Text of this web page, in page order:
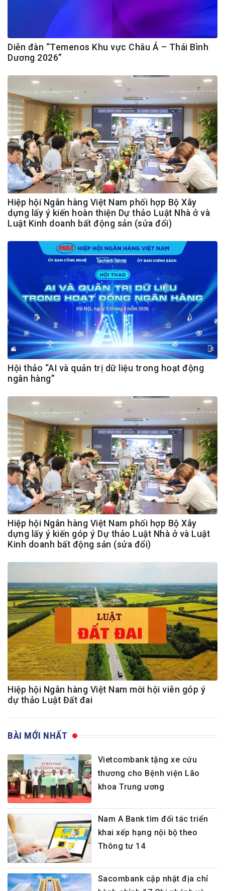
Diễn đàn “Temenos Khu vực Châu Á – Thái Bình
Dương 2026”
Hiệp hội Ngân hàng Việt Nam phối hợp Bộ Xây
dựng lấy ý kiến hoàn thiện Dự thảo Luật Nhà ở và
Luật Kinh doanh bất động sản (sửa đổi)
Hội thảo “AI và quản trị dữ liệu trong hoạt động
ngân hàng”
Hiệp hội Ngân hàng Việt Nam phối hợp Bộ Xây
dựng lấy ý kiến góp ý Dự thảo Luật Nhà ở và Luật
Kinh doanh bất động sản (sửa đổi)
Hiệp hội Ngân hàng Việt Nam mời hội viên góp ý
dự thảo Luật Đất đai
BÀI MỚI NHẤT
Vietcombank tặng xe cứu
thương cho Bệnh viện Lão
khoa Trung ương
Nam A Bank tìm đối tác triển
khai xếp hạng nội bộ theo
Thông tư 14
Sacombank cập nhật địa chỉ